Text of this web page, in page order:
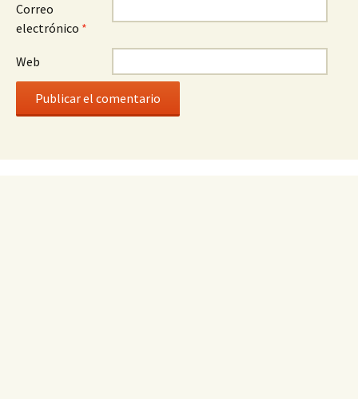
Correo
electrónico *
Web